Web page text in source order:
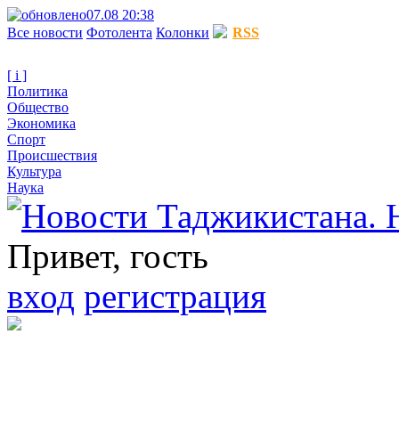
07.08 20:38
Все новости Фотолента Колонки RSS
[ i ]
Политика
Общество
Экономика
Спорт
Происшествия
Культура
Наука
Привет, гость
вход регистрация